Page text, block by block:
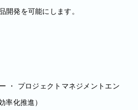
開発を可能にします。
・ プロジェクトマネジメントエン
率化推進）